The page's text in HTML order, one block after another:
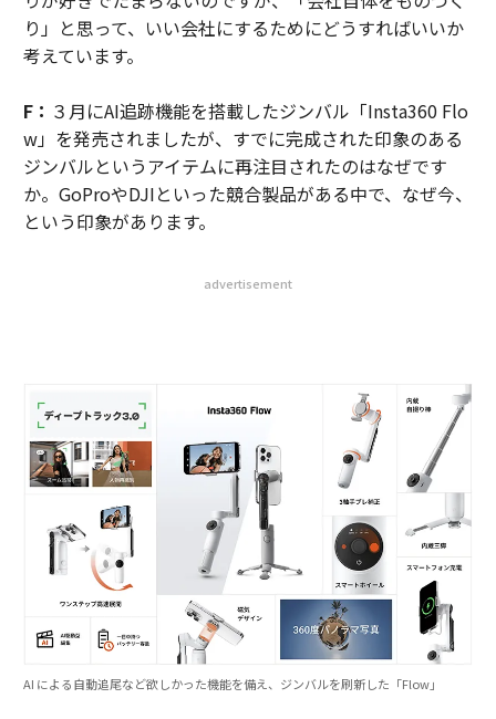
り」と思って、いい会社にするためにどうすればいいか
考えています。
F： ３月にAI追跡機能を搭載したジンバル「Insta360 Flo
w」を発売されましたが、すでに完成された印象のある
ジンバルというアイテムに再注目されたのはなぜです
か。GoProやDJIといった競合製品がある中で、なぜ今、
という印象があります。
advertisement
AI による自動追尾など欲しかった機能を備え、ジンバルを刷新した「Flow」